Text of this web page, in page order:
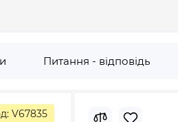
Питання - відповідь
V67835